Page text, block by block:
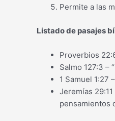
Permite a las
Listado de pasajes
Proverbios
Salmo 127:3 –
1 Samuel 1:27
Jeremías
pensamientos